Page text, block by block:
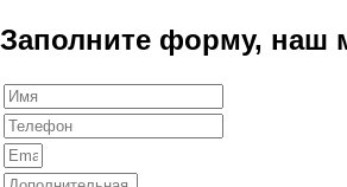
Заполните форму, наш